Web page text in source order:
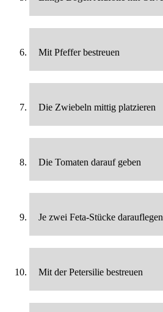
Mit Pfeffer bestreuen
Die Zwiebeln mittig platzieren
Die Tomaten darauf geben
Je zwei Feta-Stücke darauflegen
Mit der Petersilie bestreuen